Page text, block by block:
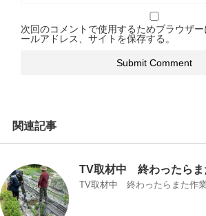
次回のコメントで使用するためブラウザ
ールアドレス、サイトを保存する。
関連記事
TV取材中 終わったらま
TV取材中 終わったらまた作業